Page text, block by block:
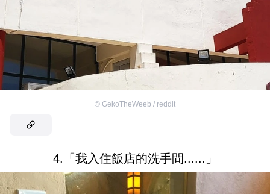
© GekoTheWeeb / reddit
4.「我入住飯店的洗手間......」